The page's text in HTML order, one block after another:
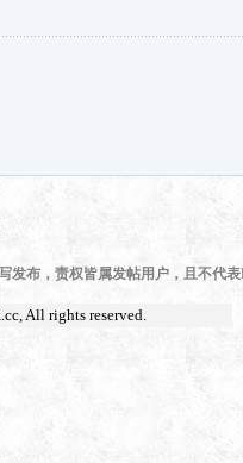
发布，责权皆属发帖用户，且不代
, All rights reserved.